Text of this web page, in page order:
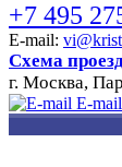
+7 495
E-mail:
Схема
г. Москва,
E-mail